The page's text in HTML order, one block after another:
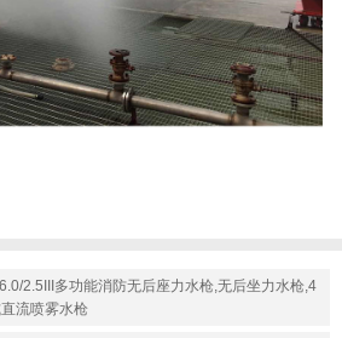
2.5III多功能消防无后座力水枪,无后坐力水枪,4
流喷雾水枪